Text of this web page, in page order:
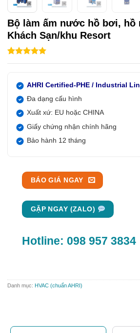
Bộ làm ấm nước hồ bơi, hồ
Khách Sạn/khu Resort
5.00trên 5
3
AHRI Certified-PHE / Industrial
Đa dạng cấu hình
Xuất xứ: EU hoặc CHINA
Giấy chứng nhận chính hãng
Bảo hành 12 tháng
BÁO GIÁ NGAY
GẶP NGAY (ZALO)
Hotline: 098 957 3834
Danh mục: HVAC (chuẩn AHRI)